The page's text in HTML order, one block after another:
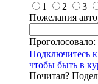
1
2 3
Пожелания
Проголосовало:
Подключитесь
чтобы быть в
Почитал?